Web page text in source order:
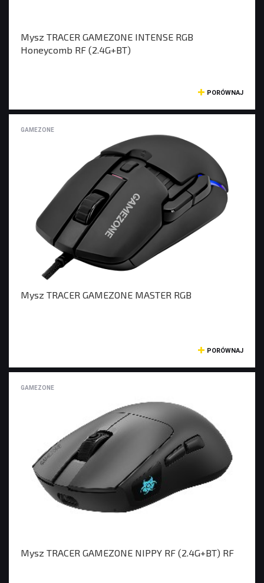
Mysz TRACER GAMEZONE INTENSE RGB
Honeycomb RF (2.4G+BT)
PORÓWNAJ
GAMEZONE
Mysz TRACER GAMEZONE MASTER RGB
PORÓWNAJ
GAMEZONE
Mysz TRACER GAMEZONE NIPPY RF (2.4G+BT) RF